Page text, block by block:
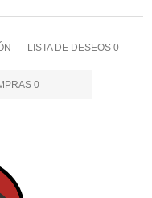
LISTA DE DESEOS 0
0